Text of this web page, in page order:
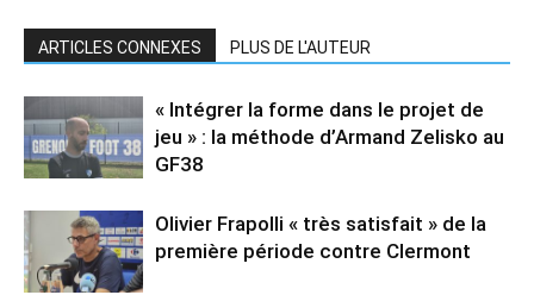
ARTICLES CONNEXES PLUS DE L'AUTEUR
« Intégrer la forme dans le projet de
jeu » : la méthode d’Armand Zelisko au
GF38
Olivier Frapolli « très satisfait » de la
première période contre Clermont